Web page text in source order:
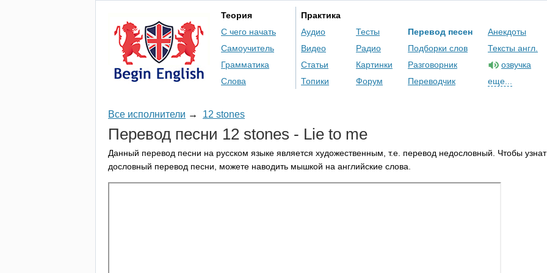
Теория
С чего начать
Самоучитель
Грамматика
Слова
Практика
Аудио
Видео
Статьи
Топики
Тесты
Радио
Картинки
Форум
Перевод песен
Подборки слов
Разговорник
Переводчик
Анекдоты
Тексты англ.
озвучка
еще...
Все исполнители → 12 stones
Перевод песни 12 stones - Lie to me
Данный перевод песни на русском языке является художественным, т.е. перевод недословный. Чтобы
дословный перевод песни, можете наводить мышкой на английские слова.